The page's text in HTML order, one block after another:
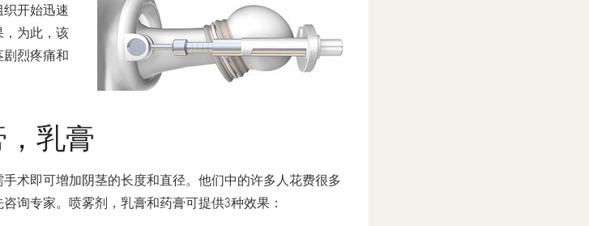
开始迅速
为此，该
烈疼痛和
乳膏
术即可增加阴茎的长度和直径。他们中的许多人花费很多
询专家。喷雾剂，乳膏和药膏可提供3种效果：